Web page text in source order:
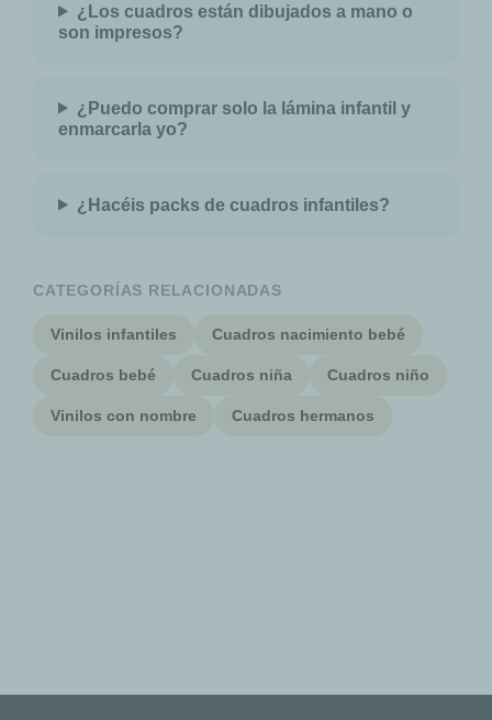
¿Los cuadros están dibujados a mano o
son impresos?
¿Puedo comprar solo la lámina infantil y
enmarcarla yo?
¿Hacéis packs de cuadros infantiles?
CATEGORÍAS RELACIONADAS
Vinilos infantiles Cuadros nacimiento bebé
Cuadros bebé Cuadros niña Cuadros niño
Vinilos con nombre Cuadros hermanos